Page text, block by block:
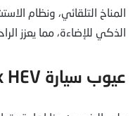
المناخ التلقائي، ونظام
الذكي للإضاءة، مما يعزز
عيوب سيارة F7x HEV